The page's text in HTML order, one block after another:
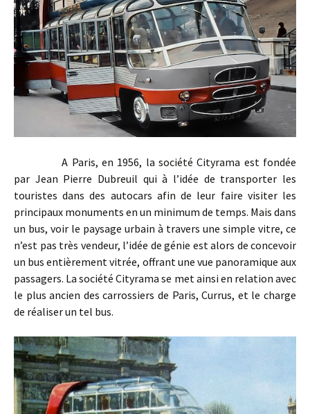
A Paris, en 1956, la société Cityrama est fondée
par Jean Pierre Dubreuil qui à l’idée de transporter les
touristes dans des autocars afin de leur faire visiter les
principaux monuments en un minimum de temps. Mais dans
un bus, voir le paysage urbain à travers une simple vitre, ce
n’est pas très vendeur, l’idée de génie est alors de concevoir
un bus entièrement vitrée, offrant une vue panoramique aux
passagers. La société Cityrama se met ainsi en relation avec
le plus ancien des carrossiers de Paris, Currus, et le charge
de réaliser un tel bus.